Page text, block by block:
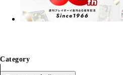
Category